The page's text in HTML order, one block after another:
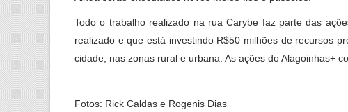
Todo o trabalho realizado na rua Carybe faz parte das
realizado e que está investindo R$50 milhões de recursos
cidade, nas zonas rural e urbana. As ações do Alagoinhas+
Fotos: Rick Caldas e Rogenis Dias